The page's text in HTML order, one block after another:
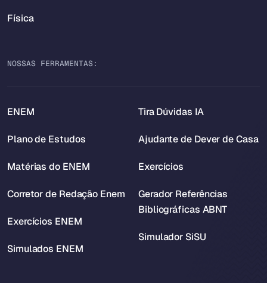
Física
NOSSAS FERRAMENTAS:
ENEM
Plano de Estudos
Matérias do ENEM
Corretor de Redação Enem
Exercícios ENEM
Simulados ENEM
Tira Dúvidas IA
Ajudante de Dever de Casa
Exercícios
Gerador Referências
Bibliográficas ABNT
Simulador SiSU